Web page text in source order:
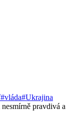
#vláda#Ukrajina
pravdivá a